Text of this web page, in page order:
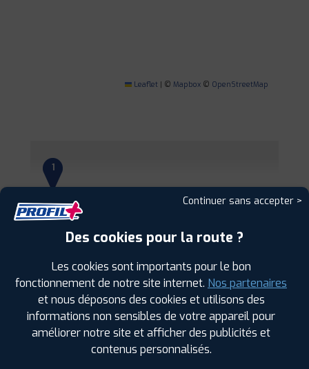
Leaflet | © Mapbox © OpenStreetMap
1
PROFIL PLUS DIJON QUETIGNY
16 RUE DES ARTISANS
0380723277
|
2
PROFIL PLUSAUXONNE
85 AVENUE GENERAL DE GAULLE21130
Continuer sans accepter >
Des cookies pour la route ?
Les cookies sont importants pour le bon
fonctionnement de notre site internet. Nos partenaires
et nous déposons des cookies et utilisons des
informations non sensibles de votre appareil pour
améliorer notre site et afficher des publicités et
contenus personnalisés.